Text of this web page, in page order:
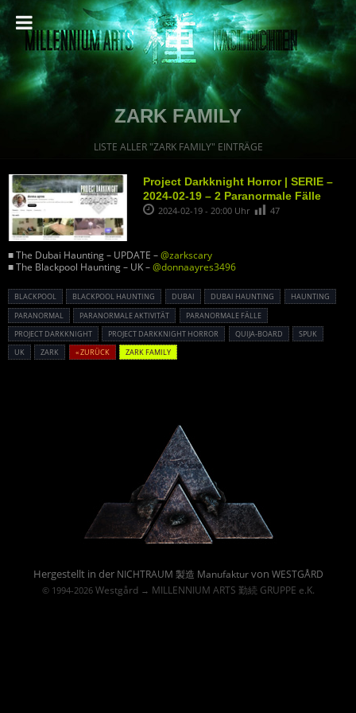
ZARK FAMILY
LISTE ALLER "ZARK FAMILY" EINTRÄGE
Project Darkknight Horror | SERIE –
2024-02-19 – 2 Paranormale Fälle
2024-02-19 - 20:00 Uhr 47
■ The Dubai Haunting – UPDATE –@zarkscary
■ The Blackpool Haunting – UK –@donnaayres3496
BLACKPOOL BLACKPOOL HAUNTING DUBAI DUBAI HAUNTING
HAUNTING
PARANORMAL
PARANORMALE AKTIVITÄT
PARANORMALE FÄLLE
PROJECT DARKKNIGHT
PROJECT DARKKNIGHT HORROR QUIJA-BOARD
SPUK
UK
ZARK « ZURÜCK ZARK FAMILY
Hergestellt in der NICHTRAUM 製造 Manufakturvon WESTGÅRD
© 1994-2026 Westgård→ MILLENNIUM ARTS 勤続 GRUPPE e.K.
Powered By :